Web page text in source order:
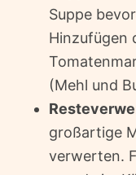
Suppe
Hinzufügen
(Mehl und
großartige
verwerten.